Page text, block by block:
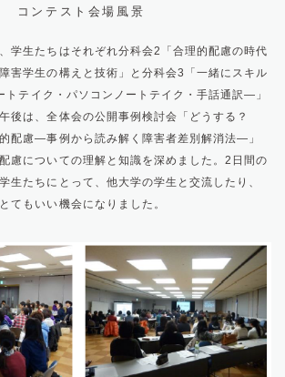
コンテスト会場風景
学生たちはそれぞれ分科会2「合理的配慮の時代
害学生の構えと技術」と分科会3「一緒にスキル
テイク・パソコンノートテイク・手話通訳—」
後は、全体会の公開事例検討会「どうする？
配慮—事例から読み解く障害者差別解消法—」
慮についての理解と知識を深めました。2日間の
生たちにとって、他大学の学生と交流したり、
てもいい機会になりました。